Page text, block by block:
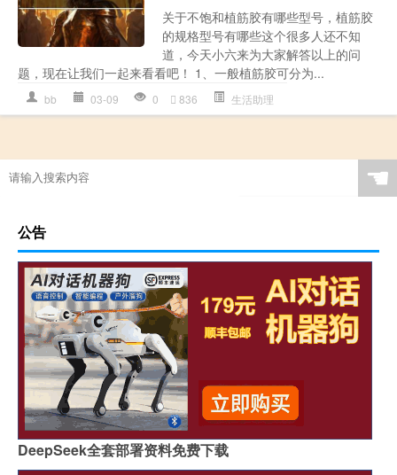
关于不饱和植筋胶有哪些型号，植筋胶
的规格型号有哪些这个很多人还不知
道，今天小六来为大家解答以上的问
题，现在让我们一起来看看吧！ 1、一般植筋胶可分为...
bb 03-09 0 836 生活助理
☚
公告
DeepSeek全套部署资料免费下载